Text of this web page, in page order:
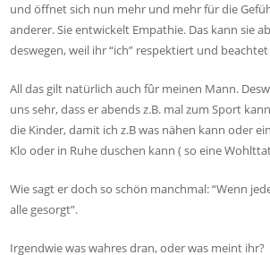
und öffnet sich nun mehr und mehr für die
anderer. Sie entwickelt Empathie. Das kann sie
deswegen, weil ihr “ich” respektiert und
All das gilt natürlich auch fûr meinen Mann.
uns sehr, dass er abends z.B. mal zum Sport
die Kinder, damit ich z.B was nähen kann oder
Klo oder in Ruhe duschen kann ( so eine
Wie sagt er doch so schön manchmal: “Wenn
alle gesorgt”.
Irgendwie was wahres dran, oder was meint ihr?